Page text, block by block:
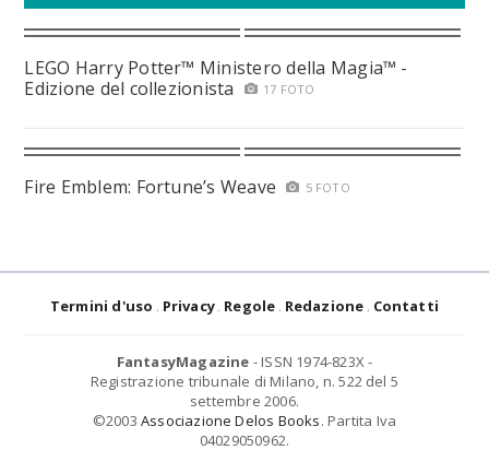
LEGO Harry Potter™ Ministero della Magia™ -
Edizione del collezionista
17 FOTO
Fire Emblem: Fortune’s Weave 5 FOTO
Termini d'uso Privacy Regole Redazione Contatti
FantasyMagazine - ISSN 1974-823X -
Registrazione tribunale di Milano, n. 522 del 5
settembre 2006.
©2003 Associazione Delos Books. Partita Iva
04029050962.